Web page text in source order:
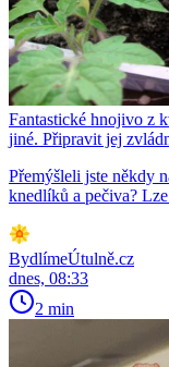
Fantastické hnojivo z
jiné. Připravit jej
Přemýšleli jste někdy
knedlíků a pečiva?
BydlímeÚtulně.cz
dnes, 08:33
2 min